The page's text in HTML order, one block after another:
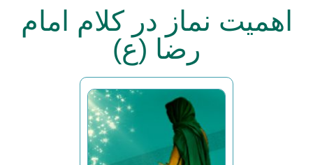
اهمیت نماز در کلام امام
رضا (ع)